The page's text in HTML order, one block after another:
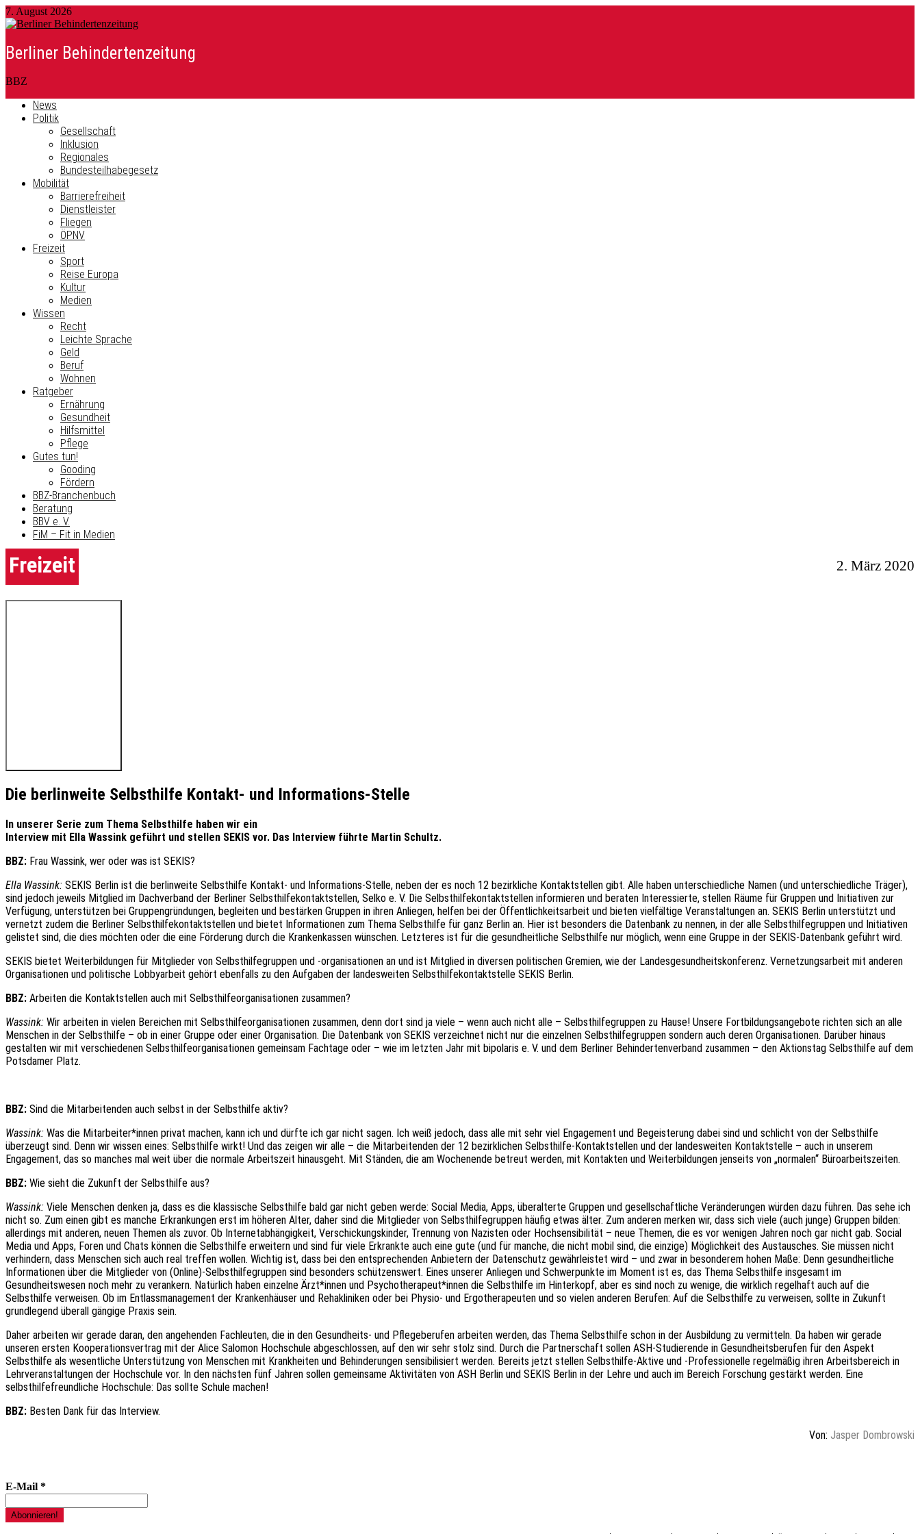
7. August 2026
Berliner Behindertenzeitung
BBZ
News
Politik
Gesellschaft
Inklusion
Regionales
Bundesteilhabegesetz
Mobilität
Barrierefreiheit
Dienstleister
Fliegen
ÖPNV
Freizeit
Sport
Reise Europa
Kultur
Medien
Wissen
Recht
Leichte Sprache
Geld
Beruf
Wohnen
Ratgeber
Ernährung
Gesundheit
Hilfsmittel
Pflege
Gutes tun!
Gooding
Fördern
BBZ-Branchenbuch
Beratung
BBV e. V.
FiM – Fit in Medien
Freizeit 2. März 2020
Die berlinweite Selbsthilfe Kontakt- und Informations-Stelle
In unserer Serie zum Thema Selbsthilfe haben wir ein
Interview mit Ella Wassink geführt und stellen SEKIS vor. Das Interview führte Martin Schultz.
BBZ: Frau Wassink, wer oder was ist SEKIS?
Ella Wassink: SEKIS Berlin ist die berlinweite Selbsthilfe Kontakt- und Informations-Stelle, neben der es noch 12 bezirkliche Kontaktstellen gibt. Alle haben unterschiedliche Namen (und unterschiedliche Träger),
sind jedoch jeweils Mitglied im Dachverband der Berliner Selbsthilfekontaktstellen, Selko e. V. Die Selbsthilfekontaktstellen informieren und beraten Interessierte, stellen Räume für Gruppen und Initiativen zur
Verfügung, unterstützen bei Gruppengründungen, begleiten und bestärken Gruppen in ihren Anliegen, helfen bei der Öffentlichkeitsarbeit und bieten vielfältige Veranstaltungen an. SEKIS Berlin unterstützt und
vernetzt zudem die Berliner Selbsthilfekontaktstellen und bietet Informationen zum Thema Selbsthilfe für ganz Berlin an. Hier ist besonders die Datenbank zu nennen, in der alle Selbsthilfegruppen und Initiativen
gelistet sind, die dies möchten oder die eine Förderung durch die Krankenkassen wünschen. Letzteres ist für die gesundheitliche Selbsthilfe nur möglich, wenn eine Gruppe in der SEKIS-Datenbank geführt wird.
SEKIS bietet Weiterbildungen für Mitglieder von Selbsthilfegruppen und -organisationen an und ist Mitglied in diversen politischen Gremien, wie der Landesgesundheitskonferenz. Vernetzungsarbeit mit anderen
Organisationen und politische Lobbyarbeit gehört ebenfalls zu den Aufgaben der landesweiten Selbsthilfekontaktstelle SEKIS Berlin.
BBZ: Arbeiten die Kontaktstellen auch mit Selbsthilfeorganisationen zusammen?
Wassink: Wir arbeiten in vielen Bereichen mit Selbsthilfeorganisationen zusammen, denn dort sind ja viele – wenn auch nicht alle – Selbsthilfegruppen zu Hause! Unsere Fortbildungsangebote richten sich an alle
Menschen in der Selbsthilfe – ob in einer Gruppe oder einer Organisation. Die Datenbank von SEKIS verzeichnet nicht nur die einzelnen Selbsthilfegruppen sondern auch deren Organisationen. Darüber hinaus
gestalten wir mit verschiedenen Selbsthilfeorganisationen gemeinsam Fachtage oder – wie im letzten Jahr mit bipolaris e. V. und dem Berliner Behindertenverband zusammen – den Aktionstag Selbsthilfe auf dem
Potsdamer Platz.
BBZ: Sind die Mitarbeitenden auch selbst in der Selbsthilfe aktiv?
Wassink: Was die Mitarbeiter*innen privat machen, kann ich und dürfte ich gar nicht sagen. Ich weiß jedoch, dass alle mit sehr viel Engagement und Begeisterung dabei sind und schlicht von der Selbsthilfe
überzeugt sind. Denn wir wissen eines: Selbsthilfe wirkt! Und das zeigen wir alle – die Mitarbeitenden der 12 bezirklichen Selbsthilfe-Kontaktstellen und der landesweiten Kontaktstelle – auch in unserem
Engagement, das so manches mal weit über die normale Arbeitszeit hinausgeht. Mit Ständen, die am Wochenende betreut werden, mit Kontakten und Weiterbildungen jenseits von „normalen“ Büroarbeitszeiten.
BBZ: Wie sieht die Zukunft der Selbsthilfe aus?
Wassink: Viele Menschen denken ja, dass es die klassische Selbsthilfe bald gar nicht geben werde: Social Media, Apps, überalterte Gruppen und gesellschaftliche Veränderungen würden dazu führen. Das sehe ich
nicht so. Zum einen gibt es manche Erkrankungen erst im höheren Alter, daher sind die Mitglieder von Selbsthilfegruppen häufig etwas älter. Zum anderen merken wir, dass sich viele (auch junge) Gruppen bilden:
allerdings mit anderen, neuen Themen als zuvor. Ob Internetabhängigkeit, Verschickungskinder, Trennung von Nazisten oder Hochsensibilität – neue Themen, die es vor wenigen Jahren noch gar nicht gab. Social
Media und Apps, Foren und Chats können die Selbsthilfe erweitern und sind für viele Erkrankte auch eine gute (und für manche, die nicht mobil sind, die einzige) Möglichkeit des Austausches. Sie müssen nicht
verhindern, dass Menschen sich auch real treffen wollen. Wichtig ist, dass bei den entsprechenden Anbietern der Datenschutz gewährleistet wird – und zwar in besonderem hohen Maße: Denn gesundheitliche
Informationen über die Mitglieder von (Online)-Selbsthilfegruppen sind besonders schützenswert. Eines unserer Anliegen und Schwerpunkte im Moment ist es, das Thema Selbsthilfe insgesamt im
Gesundheitswesen noch mehr zu verankern. Natürlich haben einzelne Ärzt*innen und Psychotherapeut*innen die Selbsthilfe im Hinterkopf, aber es sind noch zu wenige, die wirklich regelhaft auch auf die
Selbsthilfe verweisen. Ob im Entlassmanagement der Krankenhäuser und Rehakliniken oder bei Physio- und Ergotherapeuten und so vielen anderen Berufen: Auf die Selbsthilfe zu verweisen, sollte in Zukunft
grundlegend überall gängige Praxis sein.
Daher arbeiten wir gerade daran, den angehenden Fachleuten, die in den Gesundheits- und Pflegeberufen arbeiten werden, das Thema Selbsthilfe schon in der Ausbildung zu vermitteln. Da haben wir gerade
unseren ersten Kooperationsvertrag mit der Alice Salomon Hochschule abgeschlossen, auf den wir sehr stolz sind. Durch die Partnerschaft sollen ASH-Studierende in Gesundheitsberufen für den Aspekt
Selbsthilfe als wesentliche Unterstützung von Menschen mit Krankheiten und Behinderungen sensibilisiert werden. Bereits jetzt stellen Selbsthilfe-Aktive und -Professionelle regelmäßig ihren Arbeitsbereich in
Lehrveranstaltungen der Hochschule vor. In den nächsten fünf Jahren sollen gemeinsame Aktivitäten von ASH Berlin und SEKIS Berlin in der Lehre und auch im Bereich Forschung gestärkt werden. Eine
selbsthilfefreundliche Hochschule: Das sollte Schule machen!
BBZ: Besten Dank für das Interview.
Von: Jasper Dombrowski
E-Mail *